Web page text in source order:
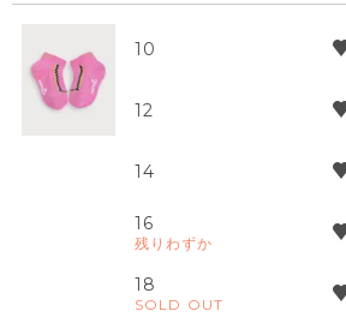
10
12
14
16
残りわずか
18
SOLD OUT